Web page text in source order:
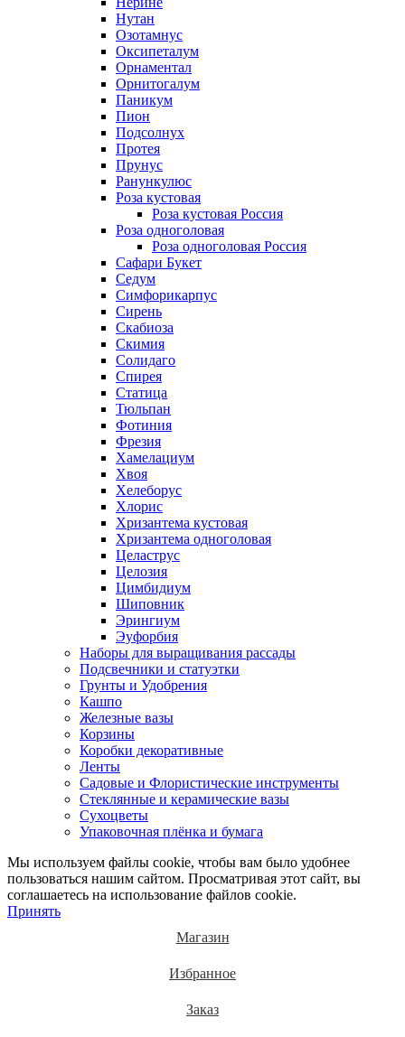
Нутан
Озотамнус
Оксипеталум
Орнаментал
Орнитогалум
Паникум
Пион
Подсолнух
Протея
Прунус
Ранункулюс
Роза кустовая
Роза кустовая Россия
Роза одноголовая
Роза одноголовая Россия
Сафари Букет
Седум
Симфорикарпус
Сирень
Скабиоза
Скимия
Солидаго
Спирея
Статица
Тюльпан
Фотиния
Фрезия
Хамелациум
Хвоя
Хелеборус
Хлорис
Хризантема кустовая
Хризантема одноголовая
Целаструс
Целозия
Цимбидиум
Шиповник
Эрингиум
Эуфорбия
Наборы для выращивания рассады
Подсвечники и статуэтки
Грунты и Удобрения
Кашпо
Железные вазы
Корзины
Коробки декоративные
Ленты
Садовые и Флористические инструменты
Стеклянные и керамические вазы
Сухоцветы
Упаковочная плёнка и бумага
Мы используем файлы cookie, чтобы вам было удобнее
пользоваться нашим сайтом. Просматривая этот сайт, вы
соглашаетесь на использование файлов cookie.
Принять
Магазин
Избранное
Заказ